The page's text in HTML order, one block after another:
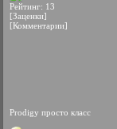
Рейтинг: 13
[Заценки]
[Комментарии]
Prodigy просто класс